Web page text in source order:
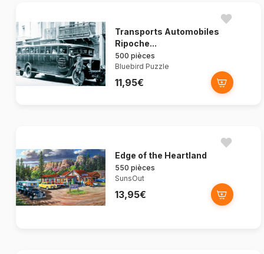
Transports Automobiles
Ripoche...
500 pièces
Bluebird Puzzle
11,95€
Edge of the Heartland
550 pièces
SunsOut
13,95€